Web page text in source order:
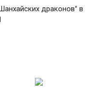
драконов" в